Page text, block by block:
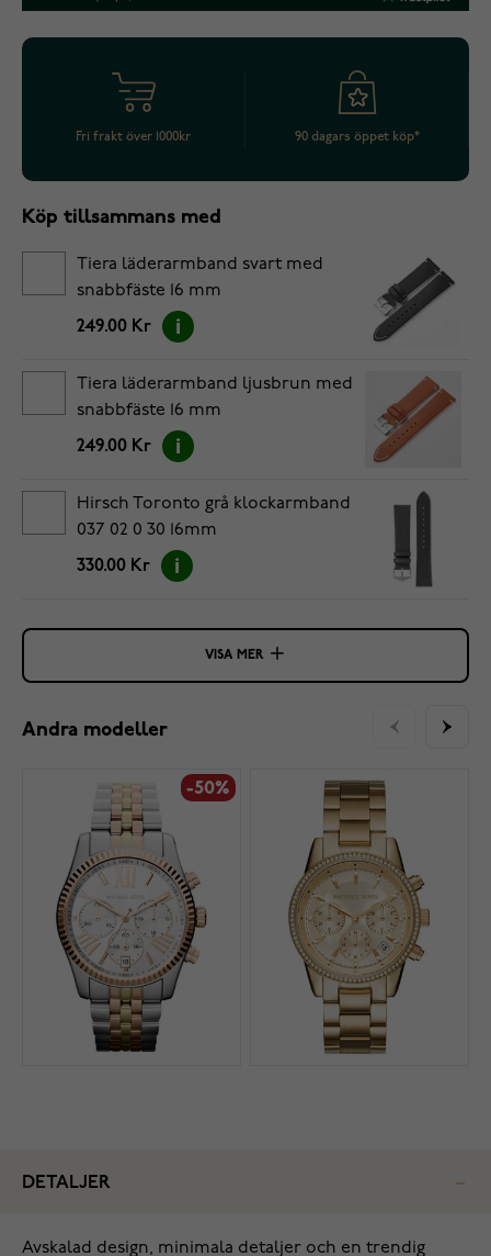
Fri frakt över 1000kr 90 dagars öppet köp*
Köp tillsammans med
Tiera läderarmband svart med
snabbfäste 16 mm
249.00 Kr
Tiera läderarmband ljusbrun med
snabbfäste 16 mm
249.00 Kr
Hirsch Toronto grå klockarmband
037 02 0 30 16mm
330.00 Kr
VISA MER
Andra modeller
-50%
DETALJER
Avskalad design, minimala detaljer och en trendig